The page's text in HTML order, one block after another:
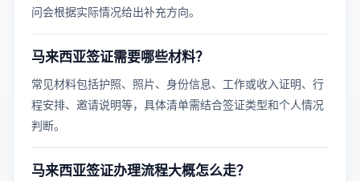
问会根据实际情况给出补充方向。
马来西亚签证需要哪些材料？
常见材料包括护照、照片、身份信息、工作或收入证明、行
程安排、邀请说明等，具体清单需结合签证类型和个人情况
判断。
马来西亚签证办理流程大概怎么走？